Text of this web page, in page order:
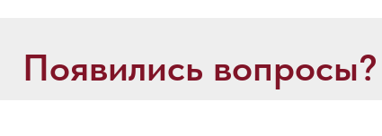
Появились вопросы?